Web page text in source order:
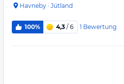
Havneby · Jütland
100% 4,3 / 6 1 Bewertung